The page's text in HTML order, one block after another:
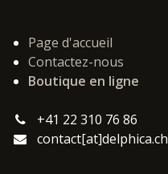
Page d'accueil
Contactez-nous
Boutique en ligne
+41 22 310 76 86
contact[at]delphica.ch